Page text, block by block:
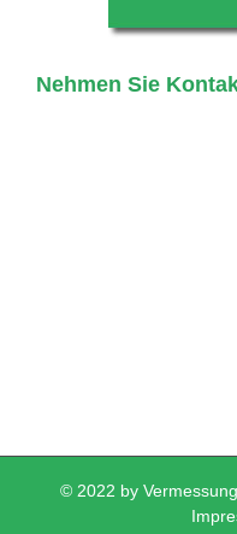
Nehmen Sie
© 2022 by